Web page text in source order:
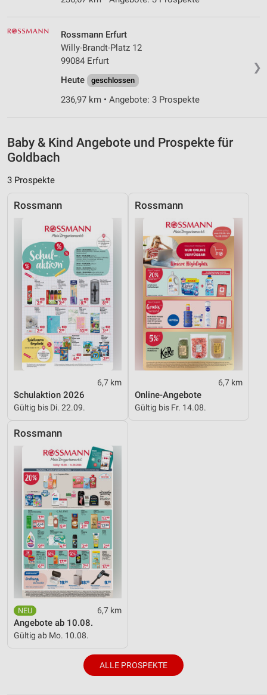
❯
Rossmann Erfurt
Willy-Brandt-Platz 12
99084 Erfurt
Heute
geschlossen
236,97 km • Angebote: 3 Prospekte
Baby & Kind Angebote und Prospekte für
Goldbach
3 Prospekte
Rossmann
6,7 km
Schulaktion 2026
Gültig bis Di. 22.09.
Rossmann
6,7 km
Online-Angebote
Gültig bis Fr. 14.08.
Rossmann
6,7 km
Angebote ab 10.08.
Gültig ab Mo. 10.08.
ALLE PROSPEKTE
Verwendung genauer Standortdaten
Geräte anhand von aktiv angeforderten
Informationen identifizieren
Nicht-IAB-Verarbeitungszwecke:
Performance
Funktional
Werbung